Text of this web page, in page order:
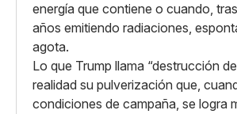
energía que contiene o cuando,
años emitiendo radiaciones,
agota.
Lo que Trump llama “destrucción
realidad su pulverización que,
condiciones de campaña, se logra